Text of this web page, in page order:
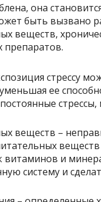
она
быть вызвано
веществ,
препаратов.
стрессу
ее
веществ –
витаминов и
систему и